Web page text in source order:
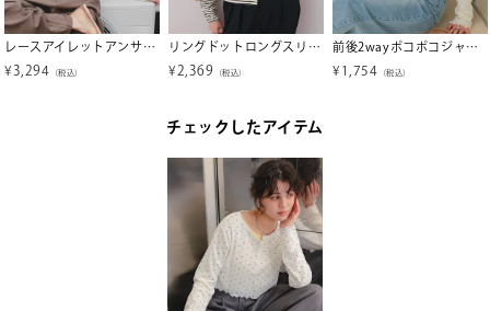
レースアイレットアンサンブル【miette ミエット】【メール便可／100】
¥ 3,294 （税込）
リングドットロングスリーブトップス
¥ 2,369 （税込）
前後2wayポコポコジャガードトップス
¥ 1,754 （税込）
チェックしたアイテム